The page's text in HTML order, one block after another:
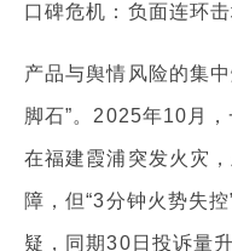
口碑危机：负面连环
产品与舆情风险的集
脚石”。2025年10月
在福建霞浦突发火灾
障，但“3分钟火势失
疑，同期30日投诉量